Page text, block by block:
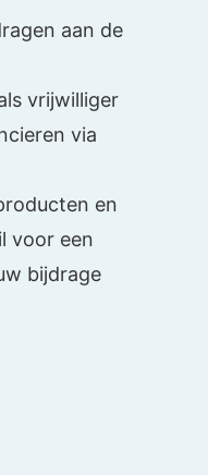
aan de
vrijwilliger
via
en
voor een
bijdrage